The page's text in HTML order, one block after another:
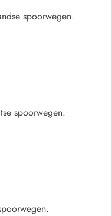
spoorwegen.
spoorwegen.